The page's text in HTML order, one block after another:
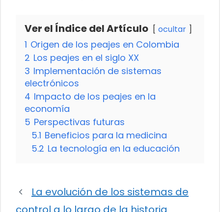
Ver el Índice del Artículo ocultar
1 Origen de los peajes en Colombia
2 Los peajes en el siglo XX
3 Implementación de sistemas
electrónicos
4 Impacto de los peajes en la
economía
5 Perspectivas futuras
5.1 Beneficios para la medicina
5.2 La tecnología en la educación
La evolución de los sistemas de